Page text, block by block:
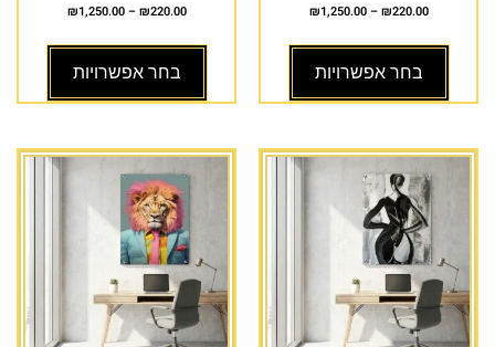
₪220.00
–
₪1,250.00
בחר אפשרויות
₪220.00
–
₪1,250.00
בחר אפשרויות